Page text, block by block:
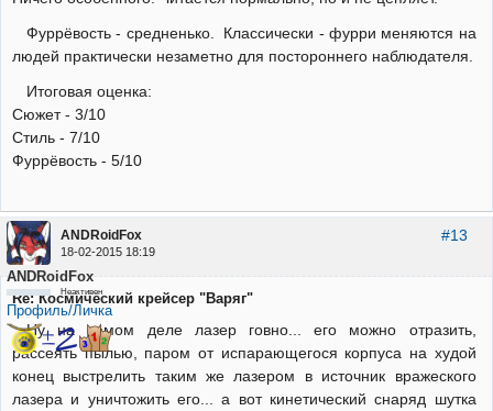
Фуррёвость - средненько. Классически - фурри меняются на
людей практически незаметно для постороннего наблюдателя.
Итоговая оценка:
Сюжет - 3/10
Стиль - 7/10
Фуррёвость - 5/10
#13
ANDRoidFox
18-02-2015 18:19
ANDRoidFox
Неактивен
Профиль/Личка
Re: Космический крейсер "Варяг"
Ну на самом деле лазер говно... его можно отразить,
рассеять пылью, паром от испарающегося корпуса на худой
конец выстрелить таким же лазером в источник вражеского
лазера и уничтожить его... а вот кинетический снаряд шутка